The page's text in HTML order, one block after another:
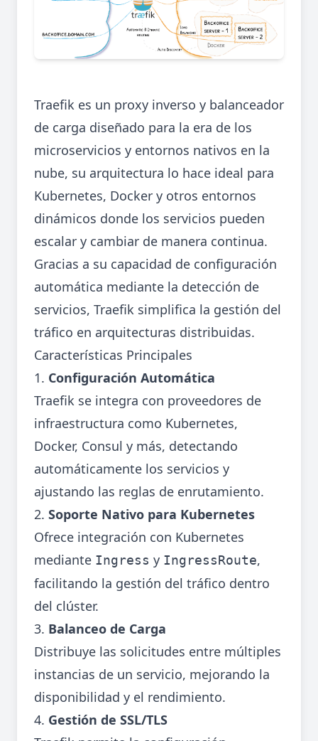
Traefik es un proxy inverso y balanceador
de carga diseñado para la era de los
microservicios y entornos nativos en la
nube, su arquitectura lo hace ideal para
Kubernetes, Docker y otros entornos
dinámicos donde los servicios pueden
escalar y cambiar de manera continua.
Gracias a su capacidad de configuración
automática mediante la detección de
servicios, Traefik simplifica la gestión del
tráfico en arquitecturas distribuidas.
Características Principales
1. Configuración Automática
Traefik se integra con proveedores de
infraestructura como Kubernetes,
Docker, Consul y más, detectando
automáticamente los servicios y
ajustando las reglas de enrutamiento.
2. Soporte Nativo para Kubernetes
Ofrece integración con Kubernetes
mediante Ingress y IngressRoute,
facilitando la gestión del tráfico dentro
del clúster.
3. Balanceo de Carga
Distribuye las solicitudes entre múltiples
instancias de un servicio, mejorando la
disponibilidad y el rendimiento.
4. Gestión de SSL/TLS